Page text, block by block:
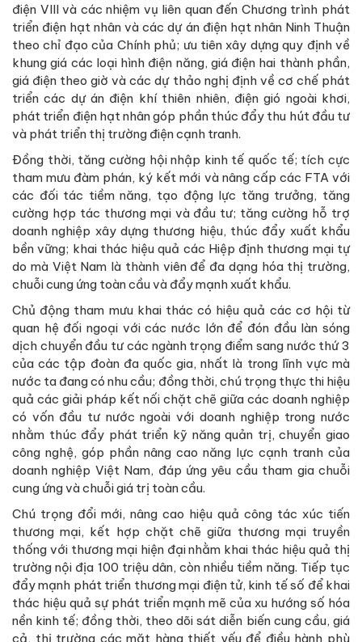
điện VIII và các nhiệm vụ liên quan đến Chương trình phát
triển điện hạt nhân và các dự án điện hạt nhân Ninh Thuận
theo chỉ đạo của Chính phủ; ưu tiên xây dựng quy định về
khung giá các loại hình điện năng, giá điện hai thành phần,
giá điện theo giờ và các dự thảo nghị định về cơ chế phát
triển các dự án điện khí thiên nhiên, điện gió ngoài khơi,
phát triển điện hạt nhân góp phần thúc đẩy thu hút đầu tư
và phát triển thị trường điện cạnh tranh.
Đồng thời, tăng cường hội nhập kinh tế quốc tế; tích cực
tham mưu đàm phán, ký kết mới và nâng cấp các FTA với
các đối tác tiềm năng, tạo động lực tăng trưởng, tăng
cường hợp tác thương mại và đầu tư; tăng cường hỗ trợ
doanh nghiệp xây dựng thương hiệu, thúc đẩy xuất khẩu
bền vững; khai thác hiệu quả các Hiệp định thương mại tự
do mà Việt Nam là thành viên để đa dạng hóa thị trường,
chuỗi cung ứng toàn cầu và đẩy mạnh xuất khẩu.
Chủ động tham mưu khai thác có hiệu quả các cơ hội từ
quan hệ đối ngoại với các nước lớn để đón đầu làn sóng
dịch chuyển đầu tư các ngành trọng điểm sang nước thứ 3
của các tập đoàn đa quốc gia, nhất là trong lĩnh vực mà
nước ta đang có nhu cầu; đồng thời, chú trọng thực thi hiệu
quả các giải pháp kết nối chặt chẽ giữa các doanh nghiệp
có vốn đầu tư nước ngoài với doanh nghiệp trong nước
nhằm thúc đẩy phát triển kỹ năng quản trị, chuyển giao
công nghệ, góp phần nâng cao năng lực cạnh tranh của
doanh nghiệp Việt Nam, đáp ứng yêu cầu tham gia chuỗi
cung ứng và chuỗi giá trị toàn cầu.
Chú trọng đổi mới, nâng cao hiệu quả công tác xúc tiến
thương mại, kết hợp chặt chẽ giữa thương mại truyền
thống với thương mại hiện đại nhằm khai thác hiệu quả thị
trường nội địa 100 triệu dân, còn nhiều tiềm năng. Tiếp tục
đẩy mạnh phát triển thương mại điện tử, kinh tế số để khai
thác hiệu quả sự phát triển mạnh mẽ của xu hướng số hóa
nền kinh tế; đồng thời, theo dõi sát diễn biến cung cầu, giá
cả, thị trường các mặt hàng thiết yếu để điều hành phù